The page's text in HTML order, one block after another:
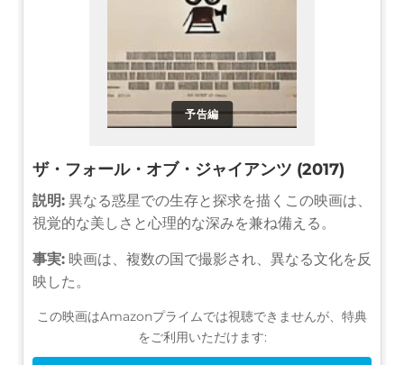
予告編
ザ・フォール・オブ・ジャイアンツ (2017)
説明: 異なる惑星での生存と探求を描くこの映画は、
視覚的な美しさと心理的な深みを兼ね備える。
事実: 映画は、複数の国で撮影され、異なる文化を反
映した。
この映画はAmazonプライムでは視聴できませんが、特典
をご利用いただけます: